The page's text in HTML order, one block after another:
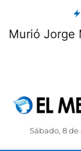
Murió Jorge
Sábado, 8 de